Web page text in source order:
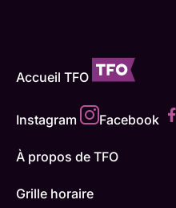
Accueil TFO
Instagram Facebook
À propos de TFO
Grille horaire